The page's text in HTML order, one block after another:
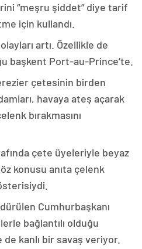
“meşru şiddet” diye tarif
için kullandı.
artı. Özellikle de
başkent Port-au-Prince’te.
çetesinin birden
havaya ateş açarak
bırakmasını
çete üyeleriyle beyaz
konusu anıta çelenk
Cumhurbaşkanı
bağlantılı olduğu
kanlı bir savaş veriyor.